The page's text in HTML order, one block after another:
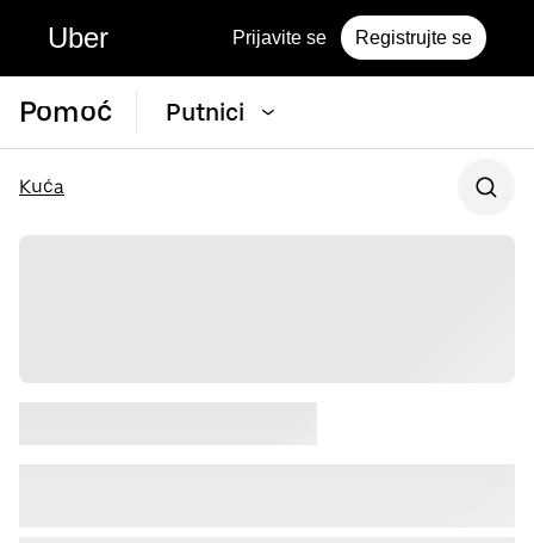
Uber Prijavite se Registrujte se
Pomoć Putnici
Kuća